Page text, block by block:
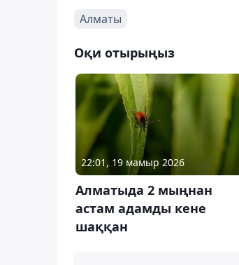
Алматы
Оқи отырыңыз
22:01, 19 мамыр 2026
Алматыда 2 мыңнан
астам адамды кене
шаққан